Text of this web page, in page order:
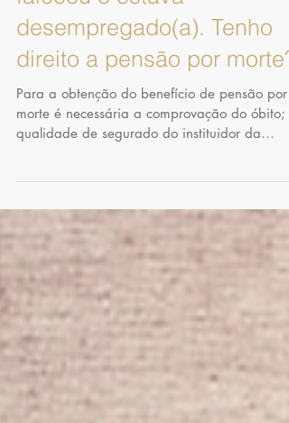
Meu
cônjuge/companheiro(a)
faleceu e estava
desempregado(a). Tenho
direito a pensão por morte?
Para a obtenção do benefício de pensão por
qualidade de segurado do instituidor da
pensão...